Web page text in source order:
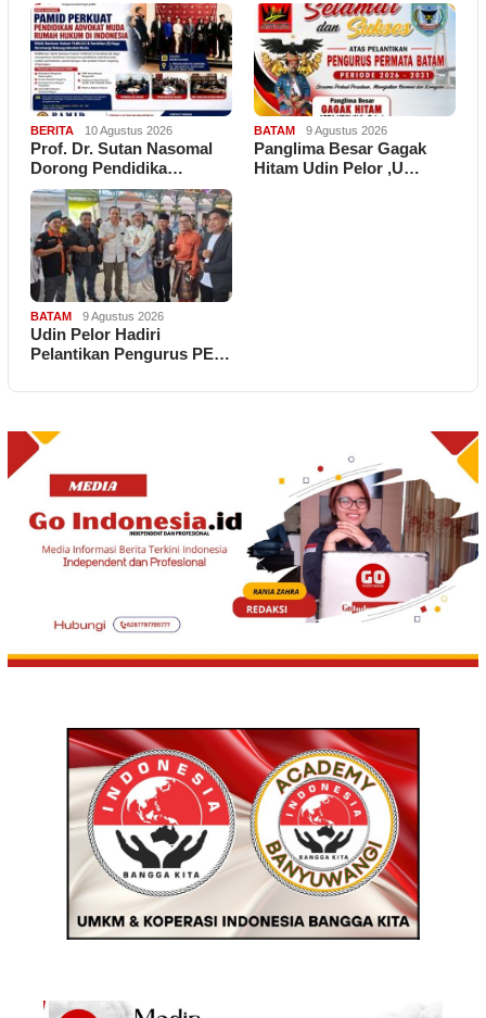
BERITA 10 Agustus 2026
Prof. Dr. Sutan Nasomal
Dorong Pendidika…
BATAM 9 Agustus 2026
Panglima Besar Gagak
Hitam Udin Pelor ,U…
BATAM 9 Agustus 2026
Udin Pelor Hadiri
Pelantikan Pengurus PE…